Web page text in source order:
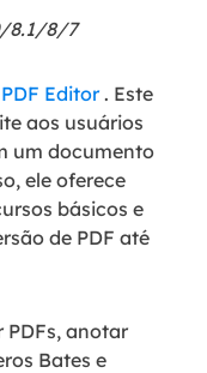
8.1/8/7
Editor. Este
aos usuários
um documento
ele oferece
básicos e
de PDF até
PDFs, anotar
Bates e